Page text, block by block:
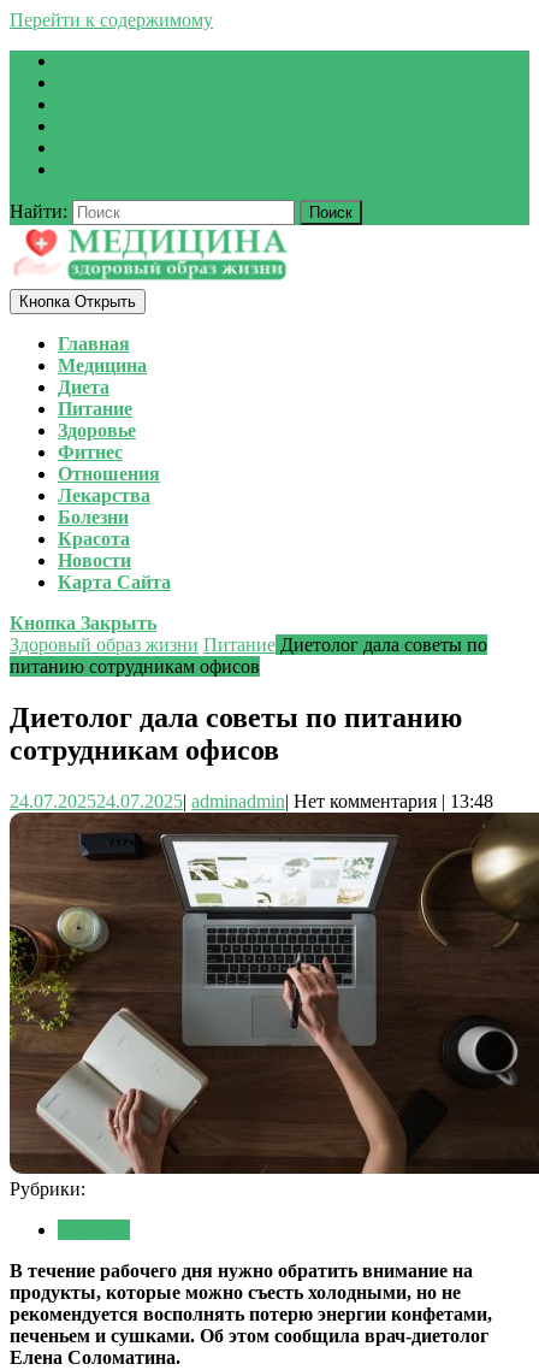
Перейти к содержимому
Найти:
Кнопка Открыть
Главная
Медицина
Диета
Питание
Здоровье
Фитнес
Отношения
Лекарства
Болезни
Красота
Новости
Карта Сайта
Кнопка Закрыть
Здоровый образ жизни Питание Диетолог дала советы по
питанию сотрудникам офисов
Диетолог дала советы по питанию
сотрудникам офисов
24.07.202524.07.2025| adminadmin| Нет комментария | 13:48
Рубрики:
В течение рабочего дня нужно обратить внимание на
продукты, которые можно съесть холодными, но не
рекомендуется восполнять потерю энергии конфетами,
печеньем и сушками. Об этом сообщила врач-диетолог
Елена Соломатина.